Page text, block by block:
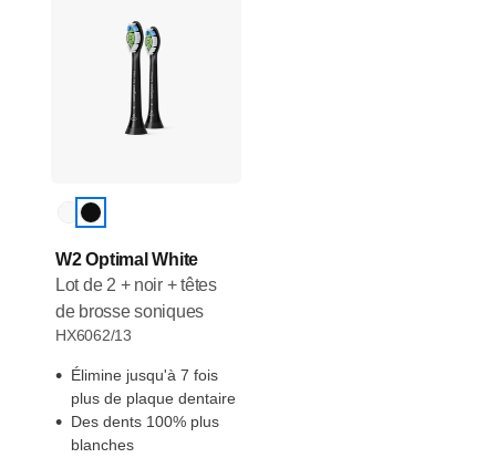
W2 Optimal White
Lot de 2 + noir + têtes
de brosse soniques
HX6062/13
Élimine jusqu'à 7 fois
plus de plaque dentaire
Des dents 100% plus
blanches